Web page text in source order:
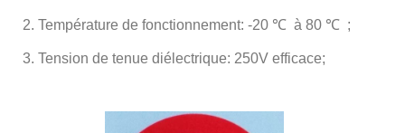
2. Température de fonctionnement: -20 ℃ à 80 ℃ ;
3. Tension de tenue diélectrique: 250V efficace;